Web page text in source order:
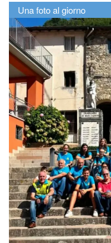
Una foto al giorno